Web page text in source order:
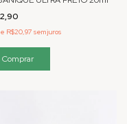
R$20,97 sem juros